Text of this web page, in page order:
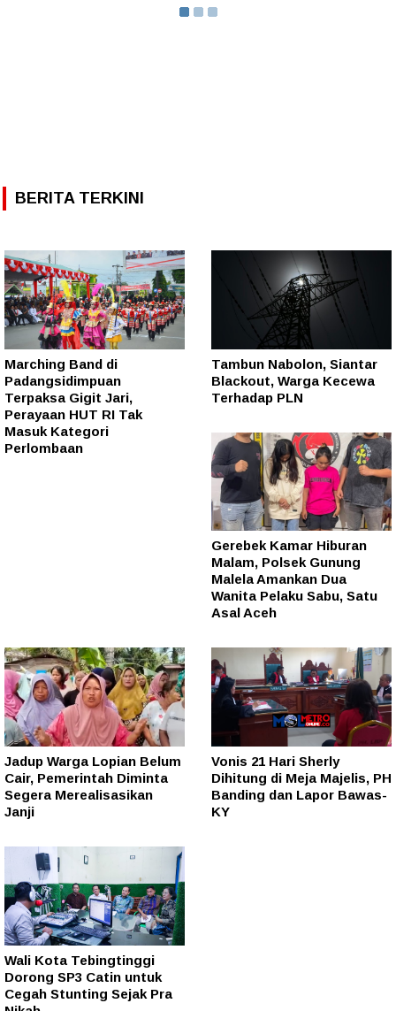
BERITA TERKINI
Marching Band di
Padangsidimpuan
Terpaksa Gigit Jari,
Perayaan HUT RI Tak
Masuk Kategori
Perlombaan
Tambun Nabolon, Siantar
Blackout, Warga Kecewa
Terhadap PLN
Gerebek Kamar Hiburan
Malam, Polsek Gunung
Malela Amankan Dua
Wanita Pelaku Sabu, Satu
Asal Aceh
Jadup Warga Lopian Belum
Cair, Pemerintah Diminta
Segera Merealisasikan
Janji
Vonis 21 Hari Sherly
Dihitung di Meja Majelis, PH
Banding dan Lapor Bawas-
KY
Wali Kota Tebingtinggi
Dorong SP3 Catin untuk
Cegah Stunting Sejak Pra